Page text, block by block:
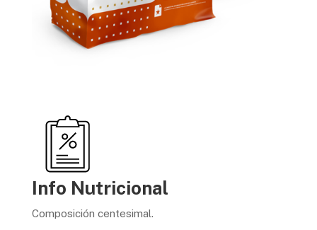
Info Nutricional
Composición centesimal.